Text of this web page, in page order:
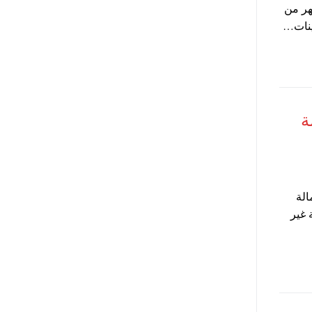
مد منحة العمالة غير المنتظمة 3 اشهر من
غير